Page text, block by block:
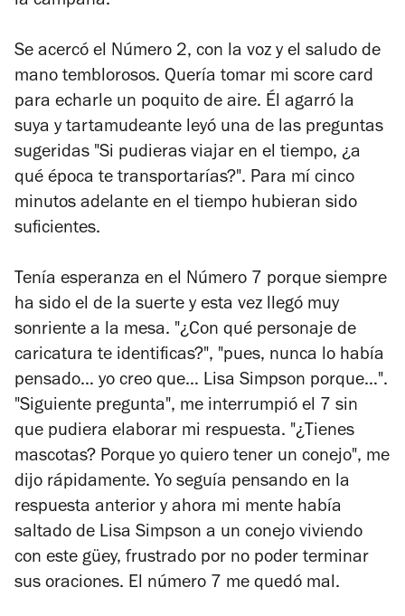
Se acercó el Número 2, con la voz y el saludo de
mano temblorosos. Quería tomar mi score card
para echarle un poquito de aire. Él agarró la
suya y tartamudeante leyó una de las preguntas
sugeridas "Si pudieras viajar en el tiempo, ¿a
qué época te transportarías?". Para mí cinco
minutos adelante en el tiempo hubieran sido
suficientes.
Tenía esperanza en el Número 7 porque siempre
ha sido el de la suerte y esta vez llegó muy
sonriente a la mesa. "¿Con qué personaje de
caricatura te identificas?", "pues, nunca lo había
pensado… yo creo que… Lisa Simpson porque…".
"Siguiente pregunta", me interrumpió el 7 sin
que pudiera elaborar mi respuesta. "¿Tienes
mascotas? Porque yo quiero tener un conejo", me
dijo rápidamente. Yo seguía pensando en la
respuesta anterior y ahora mi mente había
saltado de Lisa Simpson a un conejo viviendo
con este güey, frustrado por no poder terminar
sus oraciones. El número 7 me quedó mal.